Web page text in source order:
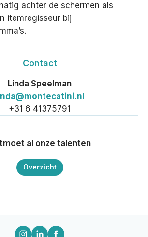
achter de schermen als
itemregisseur bij
Contact
Linda Speelman
+31 6 41375791
al onze talenten
Overzicht